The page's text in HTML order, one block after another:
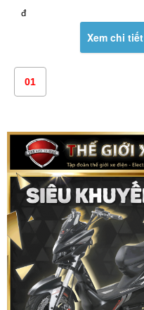
đ
Xem chi tiết
01